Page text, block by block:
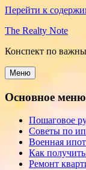
Перейти к
The Realty Note
Конспект по
Меню
Основное меню
Пошаговое
Советы по
Военная
Как
Ремонт